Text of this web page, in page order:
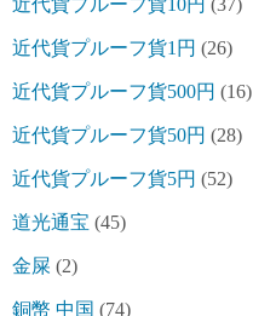
近代貨プルーフ貨10円 (37)
近代貨プルーフ貨1円 (26)
近代貨プルーフ貨500円 (16)
近代貨プルーフ貨50円 (28)
近代貨プルーフ貨5円 (52)
道光通宝 (45)
金屎 (2)
銅幣 中国 (74)